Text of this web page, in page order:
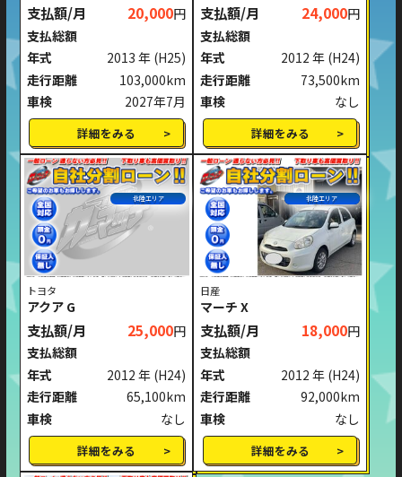
支払額/月 20,000円
支払総額
年式
2013 年 (H25)
走行距離
103,000km
車検
2027年7月
詳細をみる
支払額/月 24,000円
支払総額
年式
2012 年 (H24)
走行距離
73,500km
車検
なし
詳細をみる
北陸エリア
トヨタ
アクア G
支払額/月 25,000円
支払総額
年式
2012 年 (H24)
走行距離
65,100km
車検
なし
詳細をみる
北陸エリア
日産
マーチ X
支払額/月 18,000円
支払総額
年式
2012 年 (H24)
走行距離
92,000km
車検
なし
詳細をみる